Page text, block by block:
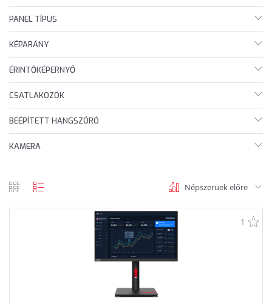
PANEL TÍPUS
KÉPARÁNY
ÉRINTŐKÉPERNYŐ
CSATLAKOZÓK
BEÉPÍTETT HANGSZÓRÓ
KAMERA
Népszerüek előre
1